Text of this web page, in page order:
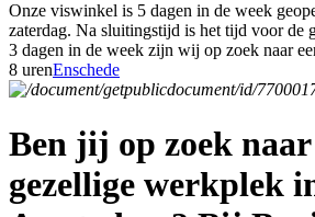
Onze viswinkel is 5 dagen in de week
zaterdag. Na sluitingstijd is het tijd voor de
3 dagen in de week zijn wij op zoek naar
8 urenEnschede
Ben jij op zoek naar
gezellige werkplek